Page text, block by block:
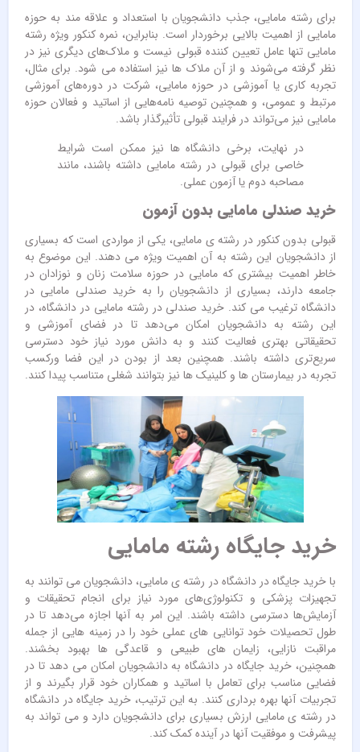
برای رشته مامایی، جذب دانشجویان با استعداد و علاقه مند به حوزه
مامایی از اهمیت بالایی برخوردار است. بنابراین، نمره کنکور ویژه رشته
مامایی تنها عامل تعیین کننده قبولی نیست و ملاک‌های دیگری نیز در
نظر گرفته می‌شوند و از آن ملاک ها نیز استفاده می شود. برای مثال،
تجربه کاری یا آموزشی در حوزه مامایی، شرکت در دوره‌های آموزشی
مرتبط و عمومی، و همچنین توصیه نامه‌هایی از اساتید و فعالان حوزه
مامایی نیز می‌تواند در فرایند قبولی تأثیرگذار باشد.
در نهایت، برخی دانشگاه‌ ها نیز ممکن است شرایط
خاصی برای قبولی در رشته مامایی داشته باشند، مانند
مصاحبه دوم یا آزمون عملی.
خرید صندلی مامایی بدون آزمون
قبولی بدون کنکور در رشته ی مامایی، یکی از مواردی است که بسیاری
از دانشجویان این رشته به آن اهمیت ویژه می دهند. این موضوع به
خاطر اهمیت بیشتری که مامایی در حوزه سلامت زنان و نوزادان در
جامعه دارند، بسیاری از دانشجویان را به خرید صندلی مامایی‌ در
دانشگاه ترغیب می‌ کند. خرید صندلی در رشته مامایی در دانشگاه، در
این رشته به دانشجویان امکان می‌دهد تا در فضای آموزشی و
تحقیقاتی بهتری فعالیت کنند و به دانش مورد نیاز خود دسترسی
سریع‌تری داشته باشند. همچنین بعد از بودن در این فضا ورکسب
تجربه در بیمارستان ها و کلینیک ها نیز بتوانند شغلی متناسب پیدا کنند.
خرید جایگاه رشته مامایی
با خرید جایگاه در دانشگاه در رشته ی مامایی، دانشجویان می ‌توانند به
تجهیزات پزشکی و تکنولوژی‌های مورد نیاز برای انجام تحقیقات و
آزمایش‌ها دسترسی داشته باشند. این امر به آنها اجازه می‌دهد تا در
طول تحصیلات خود توانایی های عملی خود را در زمینه هایی از جمله
مراقبت نازایی، زایمان های طبیعی و قاعدگی ها بهبود بخشند.
همچنین، خرید جایگاه در دانشگاه به دانشجویان امکان می ‌دهد تا در
فضایی مناسب برای تعامل با اساتید و همکاران خود قرار بگیرند و از
تجربیات آنها بهره ‌برداری کنند. به این ترتیب، خرید جایگاه در دانشگاه
در رشته ی مامایی ارزش بسیاری برای دانشجویان دارد و می ‌تواند به
پیشرفت و موفقیت آنها در آینده کمک کند.